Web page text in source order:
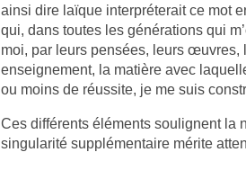
ainsi dire laïque interpréterait ce mot
qui, dans toutes les générations qui
moi, par leurs pensées, leurs œuvres,
enseignement, la matière avec
ou moins de réussite, je me suis
Ces différents éléments soulignent la
singularité supplémentaire mérite